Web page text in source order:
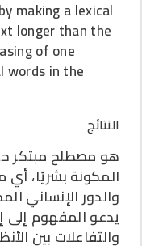
making a lexical
longer than the
of one
words in the
النتائج
هو مصطلح مبتكر
المكونة بشريًا،
والدور الإنساني
يدعو المفهوم إلى
والتفاعلات بين